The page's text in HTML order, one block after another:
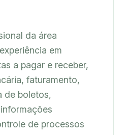
da área
em
a pagar e receber,
faturamento,
de boletos,
de processos